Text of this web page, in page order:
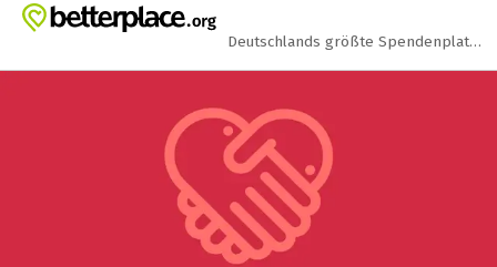
Zum Hauptinhalt springen
Erklärung zur Barrierefreiheit anzeigen
Deutschlands größte Spendenplattform